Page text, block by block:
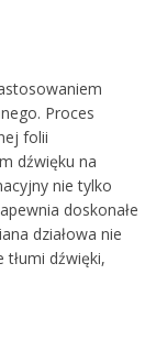
Proces
folii
dźwięku na
nie tylko
doskonałe
działowa nie
dźwięki,